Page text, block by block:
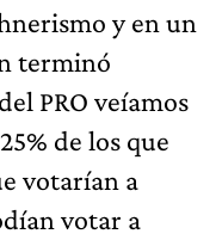
y en un
terminó
PRO veíamos
de los que
votarían a
votar a